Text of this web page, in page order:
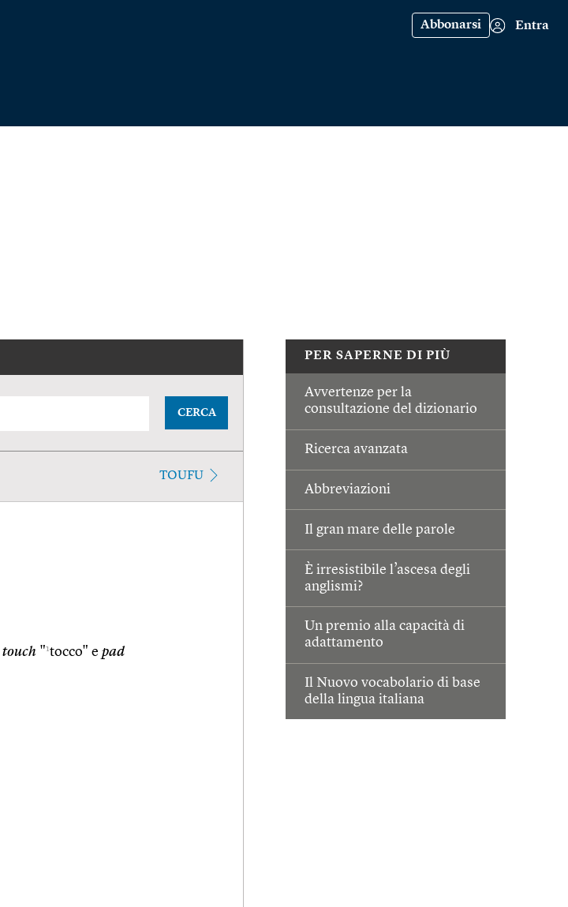
Abbonarsi Entra
PER SAPERNE DI PIÙ
Avvertenze per la
consultazione del dizionario
Ricerca avanzata
Abbreviazioni
Il gran mare delle parole
È irresistibile l’ascesa degli
anglismi?
Un premio alla capacità di
adattamento
Il Nuovo vocabolario di base
della lingua italiana
CERCA
TOUFU
touch "1tocco" e pad